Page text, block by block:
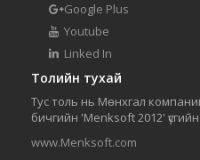
Google Plus
Youtube
Linked In
Толийн тухай
Тус толь нь Мөнхгал
бичгийн 'Menksoft 2012'
www.Menksoft.com